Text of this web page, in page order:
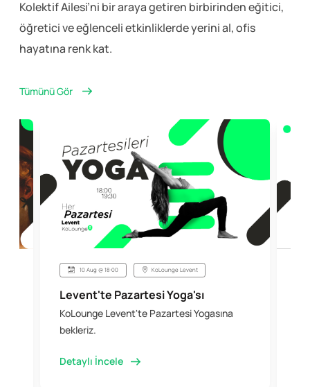
Kolektif Ailesi’ni bir araya getiren birbirinden eğitici,
öğretici ve eğlencelietkinliklerde yerini al, ofis
hayatına renk kat.
Tümünü Gör
10 Aug @ 18:00 KoLounge Levent
Levent'te Pazartesi Yoga'sı
KoLounge Levent'te Pazartesi Yogasına
bekleriz.
Detaylı İncele